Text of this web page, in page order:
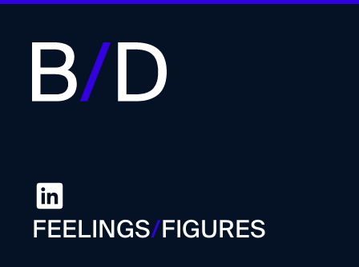
FEELINGS/FIGURES